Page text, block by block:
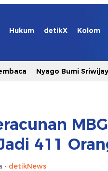
Hukum detikX Kolom
Nyago Bumi
411
- detikNews